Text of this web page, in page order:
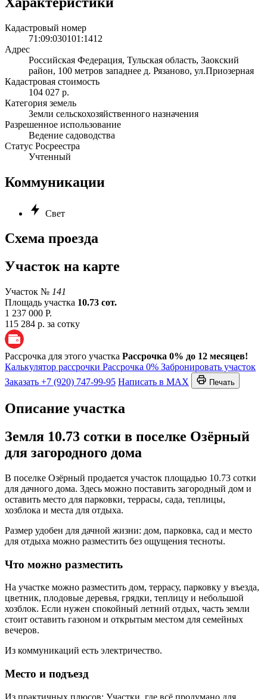
Кадастровый номер
71:09:030101:1412
Адрес
Российская Федерация, Тульская область, Заокский
район, 100 метров западнее д. Рязаново, ул.Приозерная
Кадастровая стоимость
104 027 р.
Категория земель
Земли сельскохозяйственного назначения
Разрешенное использование
Ведение садоводства
Статус Росреестра
Учтенный
Коммуникации
Свет
Схема проезда
Участок на карте
Участок № 141
Площадь участка 10.73 сот.
1 237 000 Р.
115 284 р. за сотку
Рассрочка для этого участка Рассрочка 0% до 12 месяцев!
Калькулятор рассрочки Рассрочка 0% Забронировать участок
Заказать +7 (920) 747-99-95 Написать в MAX Печать
Описание участка
Земля 10.73 сотки в поселке Озёрный
для загородного дома
В поселке Озёрный продается участок площадью 10.73 сотки
для дачного дома. Здесь можно поставить загородный дом и
оставить место для парковки, террасы, сада, теплицы,
хозблока и места для отдыха.
Размер удобен для дачной жизни: дом, парковка, сад и место
для отдыха можно разместить без ощущения тесноты.
Что можно разместить
На участке можно разместить дом, террасу, парковку у въезда,
цветник, плодовые деревья, грядки, теплицу и небольшой
хозблок. Если нужен спокойный летний отдых, часть земли
стоит оставить газоном и открытым местом для семейных
вечеров.
Из коммуникаций есть электричество.
Место и подъезд
Из практичных плюсов: Участки, где всё продумано для